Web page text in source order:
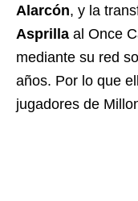
Alarcón, y la
Asprilla al Once
mediante su red
años. Por lo que
jugadores de